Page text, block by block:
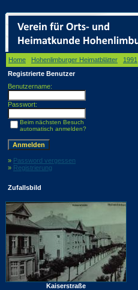
Home Hohenlimburger Heimatblätter 1991
Registrierte Benutzer
Benutzername:
Passwort:
Beim nächsten Besuch
automatisch anmelden?
» Password vergessen
» Registrierung
Zufallsbild
Kaiserstraße